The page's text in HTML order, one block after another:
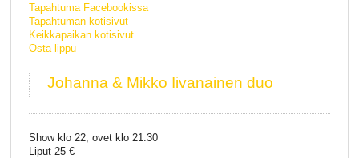
Tapahtuma Facebookissa
Tapahtuman kotisivut
Keikkapaikan kotisivut
Osta lippu
Johanna & Mikko Iivanainen duo
Show klo 22, ovet klo 21:30
Liput 25 €